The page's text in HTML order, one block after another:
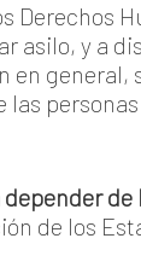
Derechos
asilo, y a
en
depender
de los